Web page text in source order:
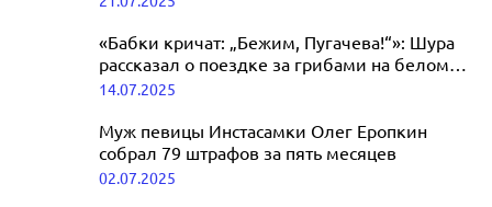
«Бабки кричат: „Бежим, Пугачева!“»: Шура
рассказал о поездке за грибами на белом
лимузине
14.07.2025
Муж певицы Инстасамки Олег Еропкин
собрал 79 штрафов за пять месяцев
02.07.2025